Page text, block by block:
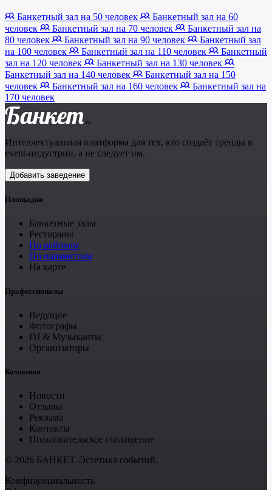
Банкетный зал на 50 человек
Банкетный зал на 60
человек
Банкетный зал на 70 человек
Банкетный зал на
80 человек
Банкетный зал на 90 человек
Банкетный зал
на 100 человек
Банкетный зал на 110 человек
Банкетный
зал на 120 человек
Банкетный зал на 130 человек
Банкетный зал на 140 человек
Банкетный зал на 150
человек
Банкетный зал на 160 человек
Банкетный зал на
170 человек
Банкет .ru
Интеллектуальная платформа для тех, кто создаёт тренды в
event-индустрии, а не следует им.
Добавить заведение
Площадки
Банкетные залы
Рестораны
По районам
По параметрам
На карте
Профессионалы
Ведущие
Фотографы
DJ & Музыканты
Организаторы
Компания
Новости
Отзывы
Реклама
Контакты
Пользовательское соглашение
© 2026 БАНКЕТ. Эстетика событий.
Конфиденциальность